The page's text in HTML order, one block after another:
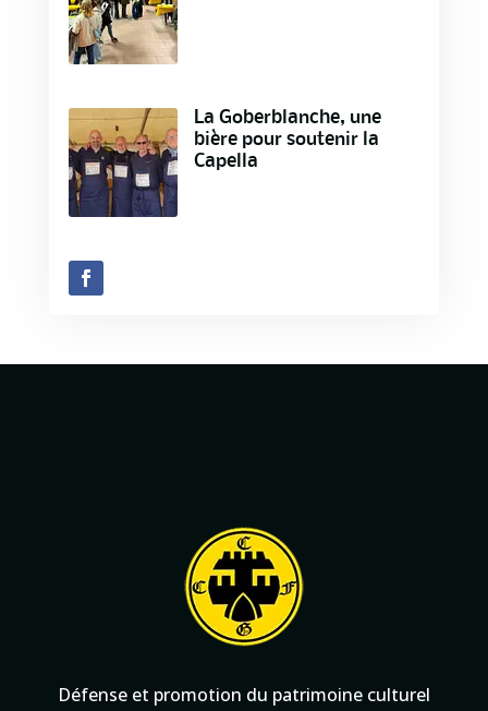
La Goberblanche, une
bière pour soutenir la
Capella
Défense et promotion du patrimoine culturel